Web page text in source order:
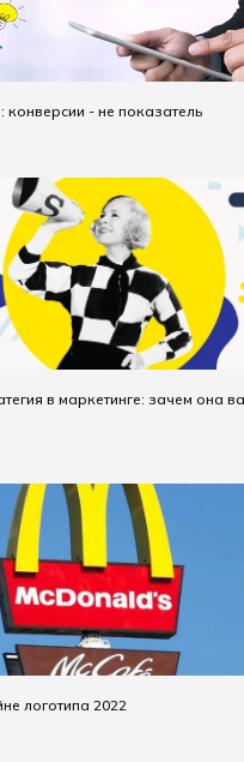
- не показатель
в маркетинге: зачем она
логотипа 2022